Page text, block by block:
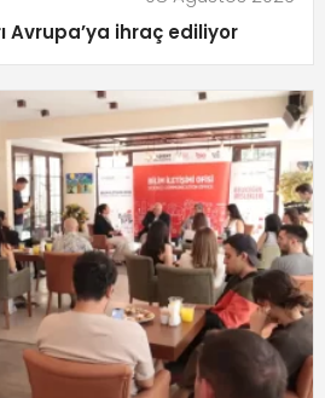
Avrupa’ya ihraç ediliyor